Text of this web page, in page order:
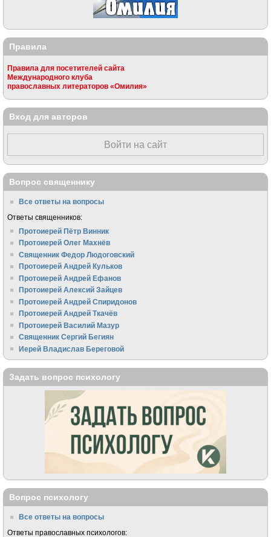
Правила
Правила для посетителей сайта
Международного клуба
православных литераторов «Омилия»
Вход для авторов
Войти на сайт
Вопрос священнику
Все ответы на вопросы
Ответы священников:
Протоиерей Пётр Винник
Протоиерей Олег Махнёв
Священник Федор Людоговский
Протоиерей Андрей Кульков
Протоиерей Андрей Ефанов
Протоиерей Алексий Зайцев
Протоиерей Андрей Спиридонов
Протоиерей Андрей Ткачёв
Протоиерей Василий Мазур
Священник Сергий Бегиян
Иерей Владислав Береговой
Задать вопрос психологу
Вопрос психологу
Все ответы на вопросы
Ответы православных психологов: